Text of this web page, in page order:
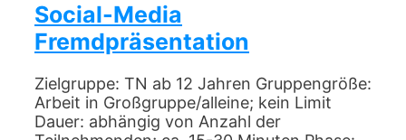
Social-Media
Fremdpräsentation
Zielgruppe: TN ab 12 Jahren Gruppengröße:
Arbeit in Großgruppe/alleine; kein Limit
Dauer: abhängig von Anzahl der